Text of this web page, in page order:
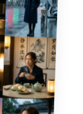
기
복사